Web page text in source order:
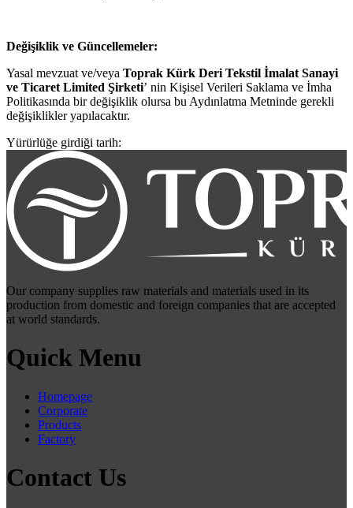
Değişiklik ve Güncellemeler:
Yasal mevzuat ve/veya Toprak Kürk Deri Tekstil İmalat Sanayi
ve Ticaret Limited Şirketi’ nin Kişisel Verileri Saklama ve İmha
Politikasında bir değişiklik olursa bu Aydınlatma Metninde gerekli
değişiklikler yapılacaktır.
Yürürlüğe girdiği tarih:
Our company supplies raw materials and materials used in its
production from domestic and foreign companies that are accepted
at world standards.
Quick Menu
Homepage
Corporate
Products
Factory
Contact Us